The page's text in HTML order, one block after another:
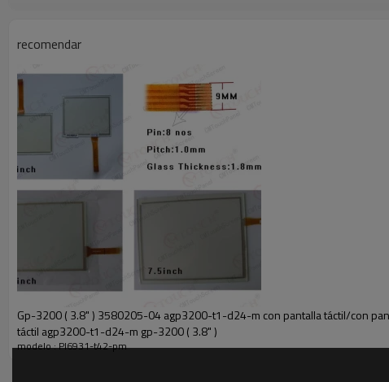
Pl6931-t42-pm de la pantalla táctil
recomendar
Gp-3200 ( 3.8" ) 3580205-04 agp3200-t1-d24-m con pantalla táctil/con
táctil agp3200-t1-d24-m gp-3200 ( 3.8" )
modelo : Pl6931-t42-pm